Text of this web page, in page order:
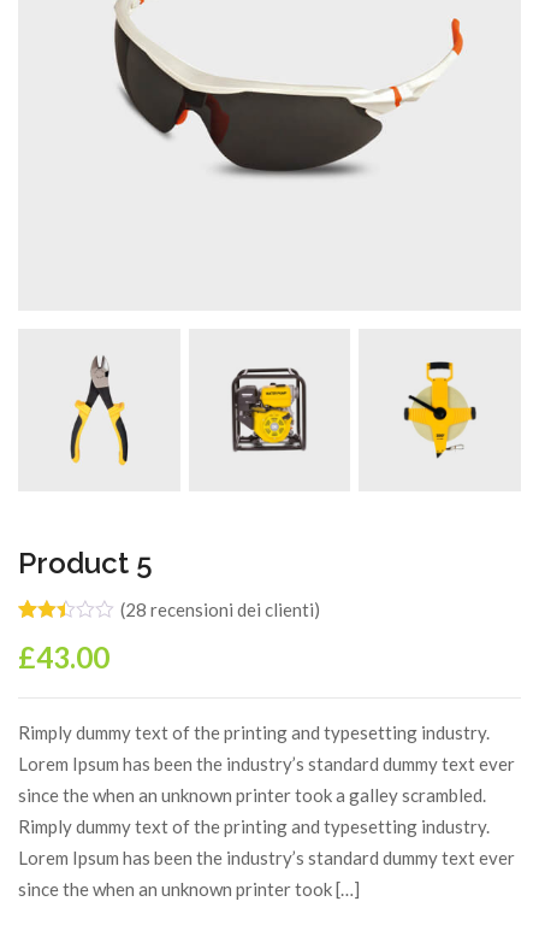
Product 5
2.39
su 5
di
recensioni
(28 recensioni dei clienti)
£43.00
Rimply dummy text of the printing and typesetting industry.
Lorem Ipsum has been the industry’s standard dummy text ever
since the when an unknown printer took a galley scrambled.
Rimply dummy text of the printing and typesetting industry.
Lorem Ipsum has been the industry’s standard dummy text ever
since the when an unknown printer took […]